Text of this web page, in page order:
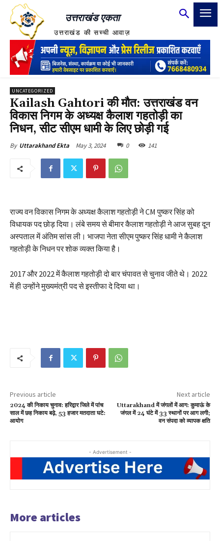
उत्तराखंड एकता
उत्तराखंड की सच्ची आवाज़
UNCATEGORIZED
Kailash Gahtori की मौत: उत्तराखंड वन
विकास निगम के अध्यक्ष कैलाश गहतोड़ी का
निधन, सीट सीएम धामी के लिए छोड़ी गई
By Uttarakhand Ekta May 3, 2024 0 141
राज्य वन विकास निगम के अध्यक्ष कैलाश गहतोड़ी ने CM पुष्कर सिंह को
विधायक पद छोड़ दिया। लंबे समय से बीमार कैलाश गहतोड़ी ने आज सुबह दून
अस्पताल में अंतिम सांस ली। भाजपा नेता सीएम पुष्कर सिंह धामी ने कैलाश
गहतोड़ी के निधन पर शोक व्यक्त किया है।
2017 और 2022 में कैलाश गहतोड़ी दो बार चंपावत से चुनाव जीते थे। 2022
में ही उन्होंने मुख्यमंत्री पद से इस्तीफा दे दिया था।
Previous article
2024 की निकाय चुनाव: हरिद्वार जिले में पांच
साल में छह निकाय बढ़े, 53 हजार मतदाता घटे:
आयोग
Next article
Uttarakhand में जंगलों में आग: कुमाऊं के
जंगल में 24 घंटे में 33 स्थानों पर आग लगी;
वन संपदा को व्यापक क्षति
- Advertisement -
More articles